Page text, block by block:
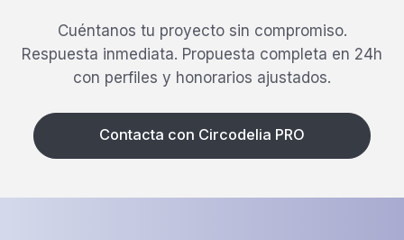
Cuéntanos tu proyecto sin compromiso.
Respuesta inmediata. Propuesta completa en 24h
con perfiles y honorarios ajustados.
Contacta con Circodelia PRO